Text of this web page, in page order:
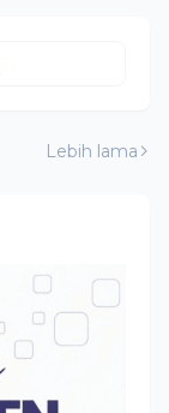
Lebih lama